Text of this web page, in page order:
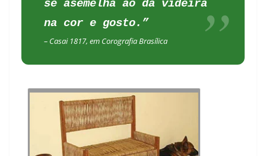
se asemelha ao da videira
na cor e gosto.”
– Casai 1817, em Corografia Brasílica